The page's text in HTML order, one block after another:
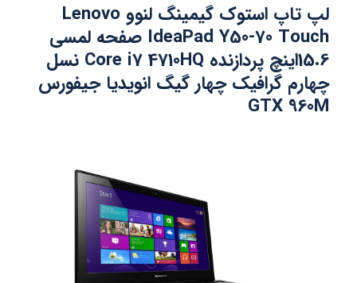
لپ تاپ استوک گیمینگ لنوو Lenovo
IdeaPad Y50-70 Touch صفحه لمسی
15.6اینچ پردازنده Core i7 4710HQ نسل
چهارم گرافیک چهار گیگ انویدیا جیفورس
GTX 960M